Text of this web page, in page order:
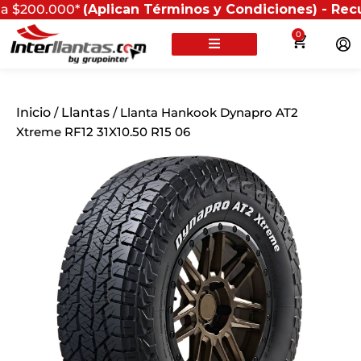
(Aplican Términos y Condiciones) - Recuerda
0
Inicio / Llantas / Llanta Hankook Dynapro AT2
Xtreme RF12 31X10.50 R15 06